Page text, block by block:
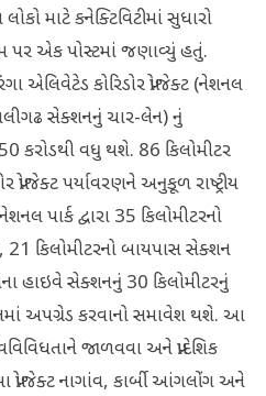
માટે કનેક્ટિવિટીમાં સુધારો
પર એક પોસ્ટમાં જણાવ્યું હતું.
એલિવેટેડ કોરિડોર પ્રોજેક્ટ (નેશનલ
સેક્શનનું ચાર-લેન) નું
કરોડથી વધુ થશે. 86 કિલોમીટર
પ્રોજેક્ટ પર્યાવરણને અનુકૂળ રાષ્ટ્રીય
પાર્ક દ્વારા 35 કિલોમીટરનો
21 કિલોમીટરનો બાયપાસ સેક્શન
હાઇવે સેક્શનનું 30 કિલોમીટરનું
અપગ્રેડ કરવાનો સમાવેશ થશે. આ
જાળવવા અને પ્રાદેશિક
નાગાંવ, કાર્બી આંગલોંગ અને